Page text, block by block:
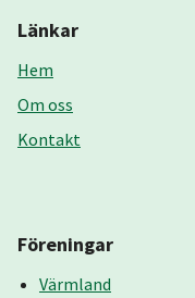
Länkar
Hem
Om oss
Kontakt
Föreningar
Värmland